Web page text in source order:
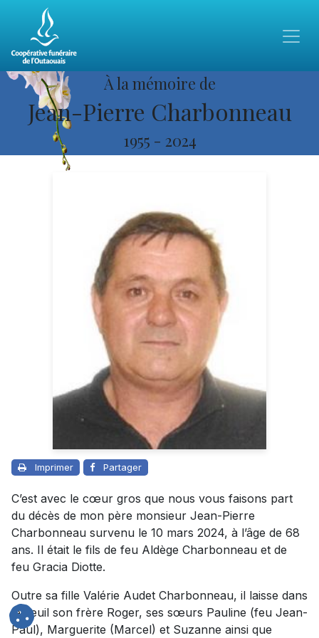
À la mémoire de
Jean-Pierre Charbonneau
1955 - 2024
Imprimer Partager
C’est avec le cœur gros que nous vous faisons part
du décès de mon père monsieur Jean-Pierre
Charbonneau survenu le 10 mars 2024, à l’âge de 68
ans. Il était le fils de feu Aldège Charbonneau et de
feu Gracia Diotte.
Outre sa fille Valérie Audet Charbonneau, il laisse dans
le deuil son frère Roger, ses sœurs Pauline (feu Jean-
Paul), Marguerite (Marcel) et Suzanne ainsi que